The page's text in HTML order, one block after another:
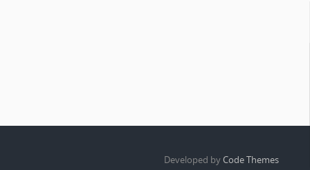
Developed byCode Themes